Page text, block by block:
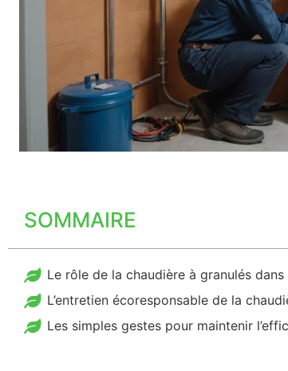
SOMMAIRE
Le rôle de la chaudière à granulés
L’entretien écoresponsable de la
Les simples gestes pour maintenir